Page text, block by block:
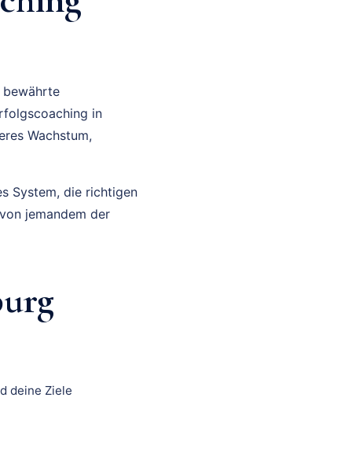
bewährte
in
Wachstum,
System, die richtigen
jemandem der
deine Ziele